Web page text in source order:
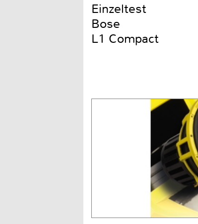
Einzeltest
Bose
L1 Compact